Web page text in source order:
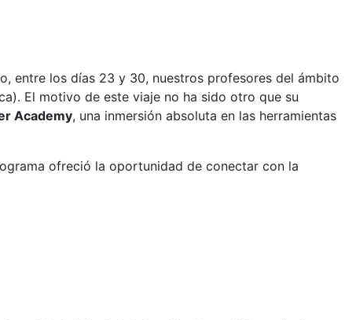
entre los días 23 y 30, nuestros profesores del ámbito
El motivo de este viaje no ha sido otro que su
Academy, una inmersión absoluta en las herramientas
ofreció la oportunidad de conectar con la